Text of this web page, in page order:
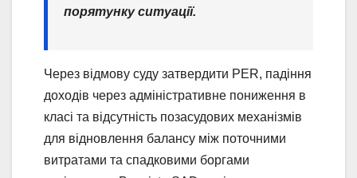
порятунку ситуації.
Через відмову суду затвердити PER, падіння
доходів через адміністративне пониження в
класі та відсутність позасудових механізмів
для відновлення балансу між поточними
витратами та спадковими боргами